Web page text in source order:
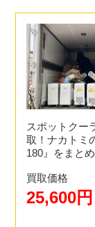
スポットクー
取！ナカトミ
180』をまと
買取価格
25,600円